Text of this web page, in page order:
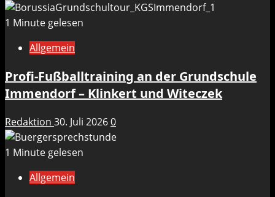
1 Minute gelesen
Allgemein
Profi-Fußballtraining an der Grundschule
Immendorf – Klinkert und Witeczek
Redaktion 30. Juli 20260
1 Minute gelesen
Allgemein